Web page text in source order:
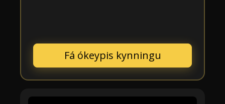
Fá ókeypis kynningu